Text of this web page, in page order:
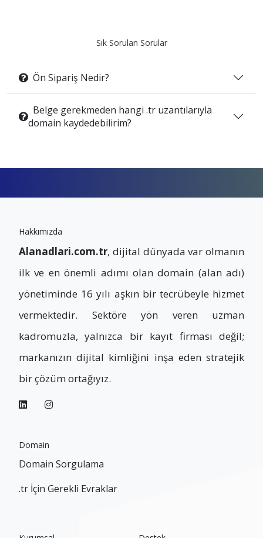
Sık Sorulan Sorular
Ön Sipariş Nedir?
Belge gerekmeden hangi .tr uzantılarıyla
domain kaydedebilirim?
Hakkımızda
Alanadlari.com.tr, dijital dünyada var olmanın
ilk ve en önemli adımı olan domain (alan adı)
yönetiminde 16 yılı aşkın bir tecrübeyle hizmet
vermektedir. Sektöre yön veren uzman
kadromuzla, yalnızca bir kayıt firması değil;
markanızın dijital kimliğini inşa eden stratejik
bir çözüm ortağıyız.
Domain
Domain Sorgulama
.tr İçin Gerekli Evraklar